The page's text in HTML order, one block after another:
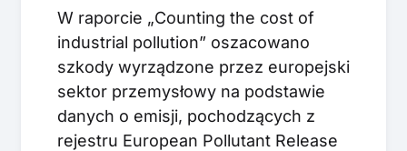
W raporcie „Counting the cost of
industrial pollution” oszacowano
szkody wyrządzone przez europejski
sektor przemysłowy na podstawie
danych o emisji, pochodzących z
rejestru European Pollutant Release